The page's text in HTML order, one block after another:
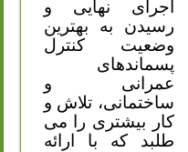
اجرای نهایی و
رسیدن به بهترین
وضعیت کنترل
پسماندهای
عمرانی و
ساختمانی، تلاش و
کار بیشتری را می
طلبد که با ارائه